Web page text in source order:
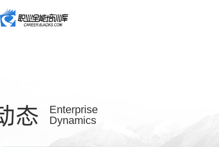
态
Enterprise
Dynamics